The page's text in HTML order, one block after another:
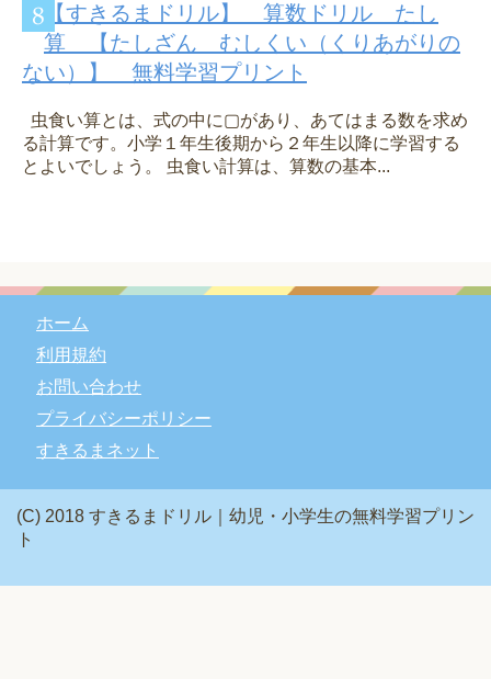
【すきるまドリル】 算数ドリル たし
算 【たしざん むしくい（くりあがりの
ない）】 無料学習プリント
虫食い算とは、式の中に▢があり、あてはまる数を求め
る計算です。小学１年生後期から２年生以降に学習する
とよいでしょう。 虫食い計算は、算数の基本...
ホーム
利用規約
お問い合わせ
プライバシーポリシー
すきるまネット
(C) 2018 すきるまドリル｜幼児・小学生の無料学習プリン
ト